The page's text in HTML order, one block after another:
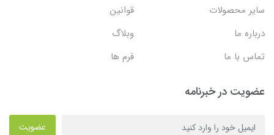
سایر محصولات
قوانین
درباره ما
وبلاگ
تماس با ما
فرم ها
عضویت در خبرنامه
عضویت